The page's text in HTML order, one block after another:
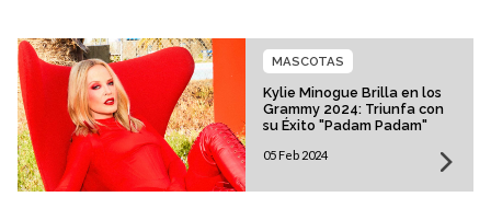
Kylie Minogue Brilla en los
Grammy 2024: Triunfa con
su Éxito "Padam Padam"
MASCOTAS
05 Feb 2024